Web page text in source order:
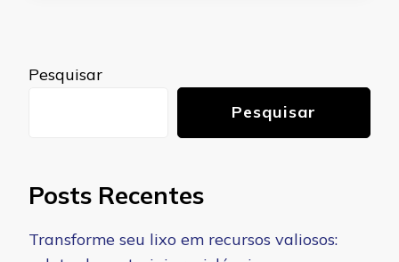
Pesquisar
Pesquisar
Posts Recentes
Transforme seu lixo em recursos valiosos: